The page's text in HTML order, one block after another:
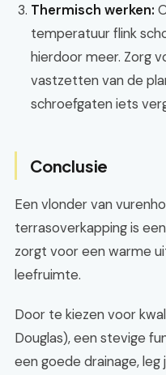
Thermisch werken:
temperatuur flink
hierdoor meer. Zorg
vastzetten van de
schroefgaten iets
Conclusie
Een vlonder van
terrasoverkapping is
zorgt voor een warme
leefruimte.
Door te kiezen voor
Douglas), een stevige
een goede drainage,